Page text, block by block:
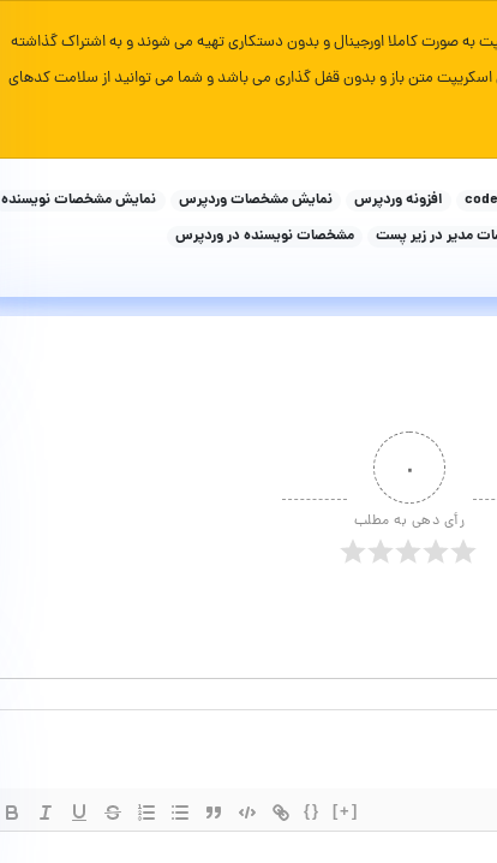
به صورت کاملا اورجینال و بدون دستکاری تهیه می شوند و به اشتراک گذاشته
متن باز و بدون قفل گذاری می باشد و شما می توانید از سلامت کدهای
افزونه وردپرس نمایش مشخصات وردپرس
نمایش مشخصات نویسنده
مدیر در زیر پست مشخصات نویسنده در وردپرس
۰
رأی دهی به مطلب
{} [+]